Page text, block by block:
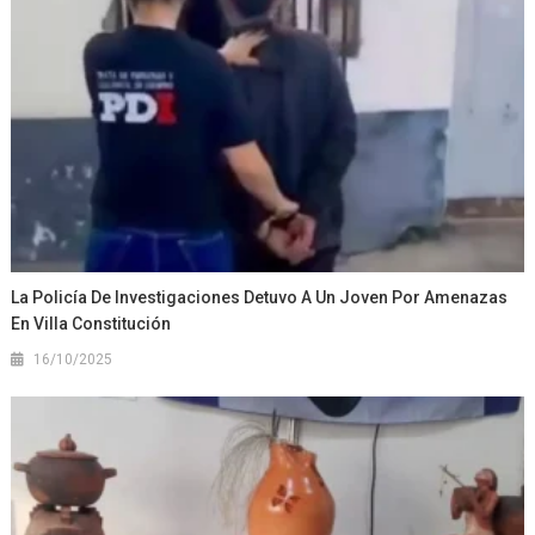
La Policía De Investigaciones Detuvo A Un Joven Por Amenazas
En Villa Constitución
16/10/2025